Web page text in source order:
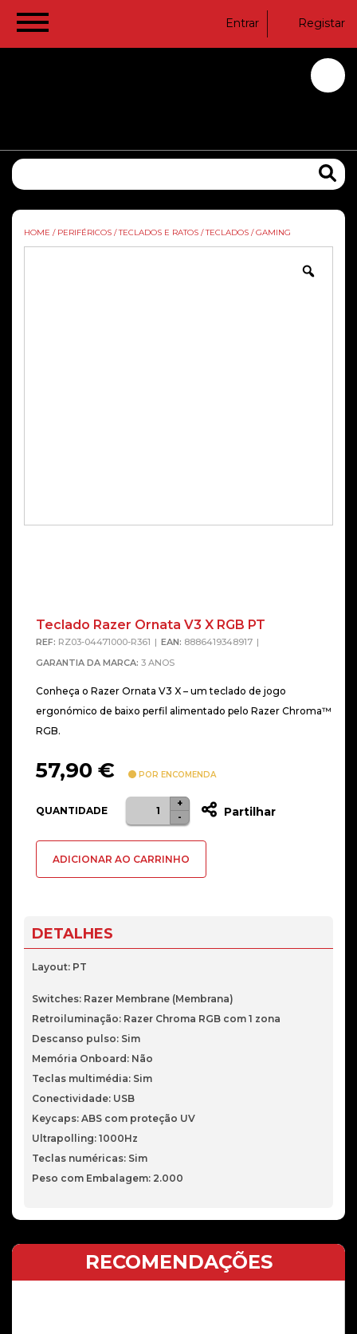
Entrar Registar
HOME / PERIFÉRICOS / TECLADOS E RATOS / TECLADOS / GAMING
Teclado Razer Ornata V3 X RGB PT
REF: RZ03-04471000-R361 EAN: 8886419348917
GARANTIA DA MARCA: 3 ANOS
Conheça o Razer Ornata V3 X – um teclado de jogo
ergonómico de baixo perfil alimentado pelo Razer Chroma™
RGB.
57,90 € POR ENCOMENDA
QUANTIDADE
Quantidade
de
Razer
RGB
-
+
Partilhar
ADICIONAR AO CARRINHO
DETALHES
Layout: PT
Switches: Razer Membrane (Membrana)
Retroiluminação: Razer Chroma RGB com 1 zona
Descanso pulso: Sim
Memória Onboard: Não
Teclas multimédia: Sim
Conectividade: USB
Keycaps: ABS com proteção UV
Ultrapolling: 1000Hz
Teclas numéricas: Sim
Peso com Embalagem: 2.000
RECOMENDAÇÕES